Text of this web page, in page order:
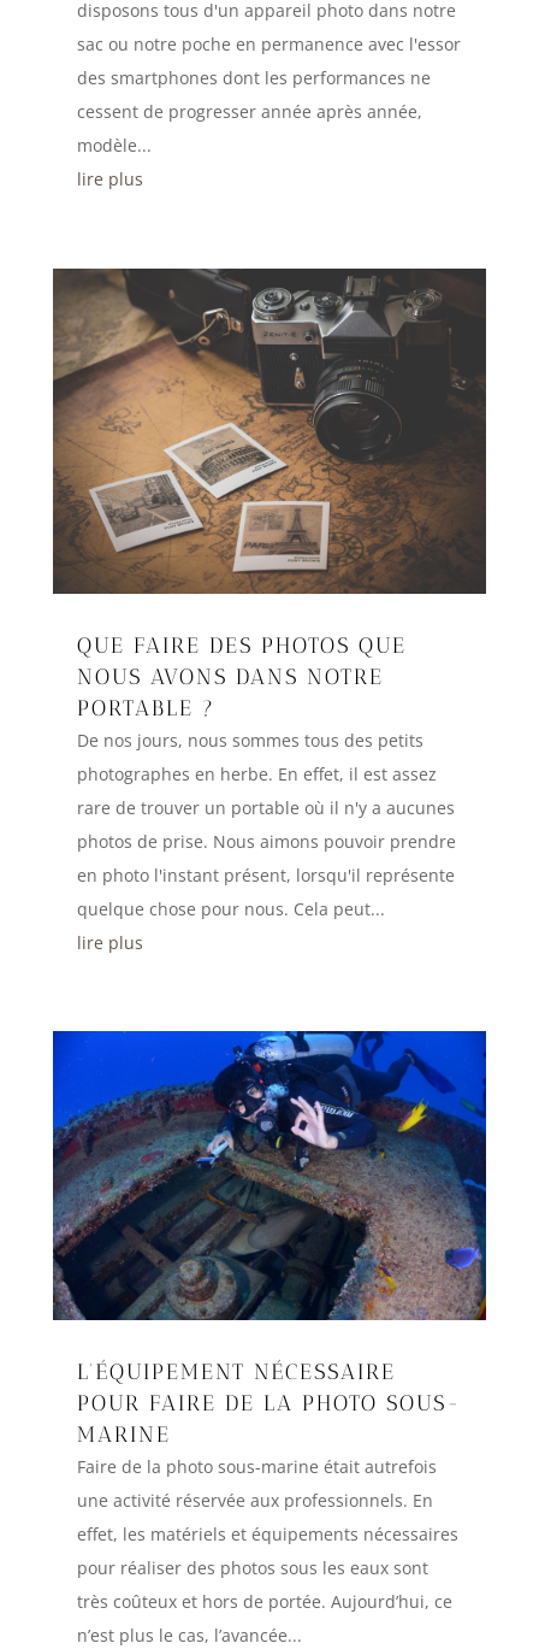
disposons tous d'un appareil photo dans notre
sac ou notre poche en permanence avec l'essor
des smartphones dont les performances ne
cessent de progresser année après année,
modèle...
lire plus
QUE FAIRE DES PHOTOS QUE
NOUS AVONS DANS NOTRE
PORTABLE ?
De nos jours, nous sommes tous des petits
photographes en herbe. En effet, il est assez
rare de trouver un portable où il n'y a aucunes
photos de prise. Nous aimons pouvoir prendre
en photo l'instant présent, lorsqu'il représente
quelque chose pour nous. Cela peut...
lire plus
L’ÉQUIPEMENT NÉCESSAIRE
POUR FAIRE DE LA PHOTO SOUS-
MARINE
Faire de la photo sous-marine était autrefois
une activité réservée aux professionnels. En
effet, les matériels et équipements nécessaires
pour réaliser des photos sous les eaux sont
très coûteux et hors de portée. Aujourd’hui, ce
n’est plus le cas, l’avancée...